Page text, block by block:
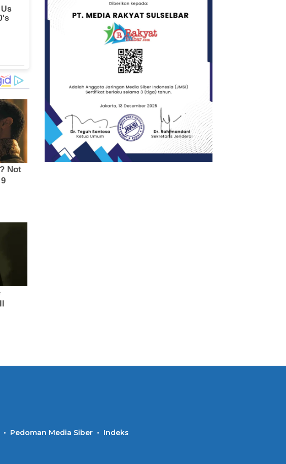
Pedoman Media Siber Indeks